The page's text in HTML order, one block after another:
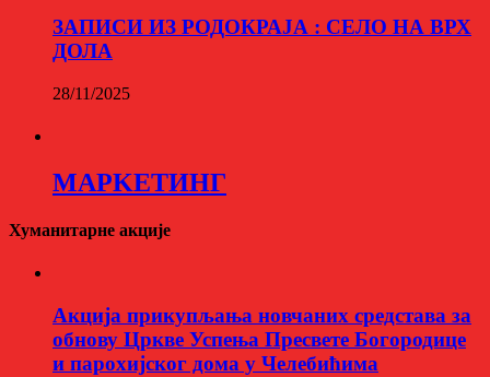
ЗАПИСИ ИЗ РОДОКРАЈА : СЕЛО НА ВРХ
ДОЛА
28/11/2025
МАРKЕТИНГ
Хуманитарне акције
Aкција прикупљања новчаних средстава за
обнову Цркве Успења Пресвете Богородице
и парохијског дома у Челебићима